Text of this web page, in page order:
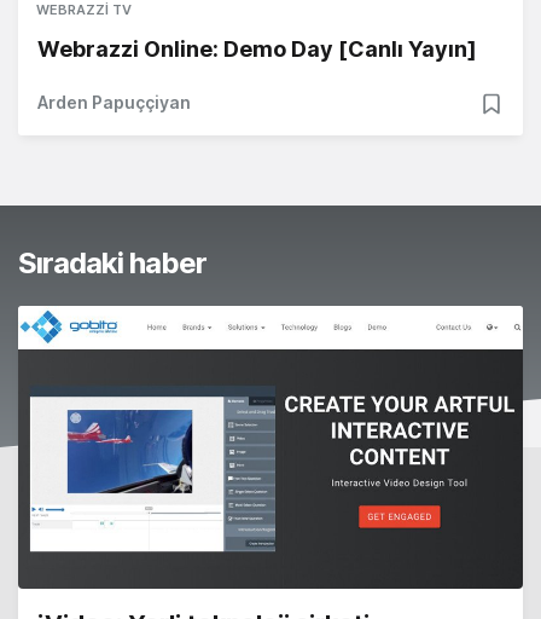
WEBRAZZI TV
Webrazzi Online: Demo Day [Canlı Yayın]
Arden Papuççiyan
Sıradaki haber